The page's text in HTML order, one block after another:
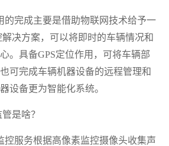
的完成主要是借助物联网技术给予一
决方案，可以将即时的车辆情况和
。具备GPS定位作用，可将车辆部
可完成车辆机器设备的远程管理和
设备更为智能化系统。
是啥？
控服务根据高像素监控摄像头收集声